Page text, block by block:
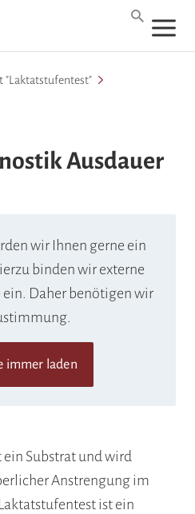
"Laktatstufentest"
Ausdauer
wir Ihnen gerne ein
binden wir externe
ein. Daher benötigen wir
immer laden
ein Substrat und wird
Anstrengung im
ist ein